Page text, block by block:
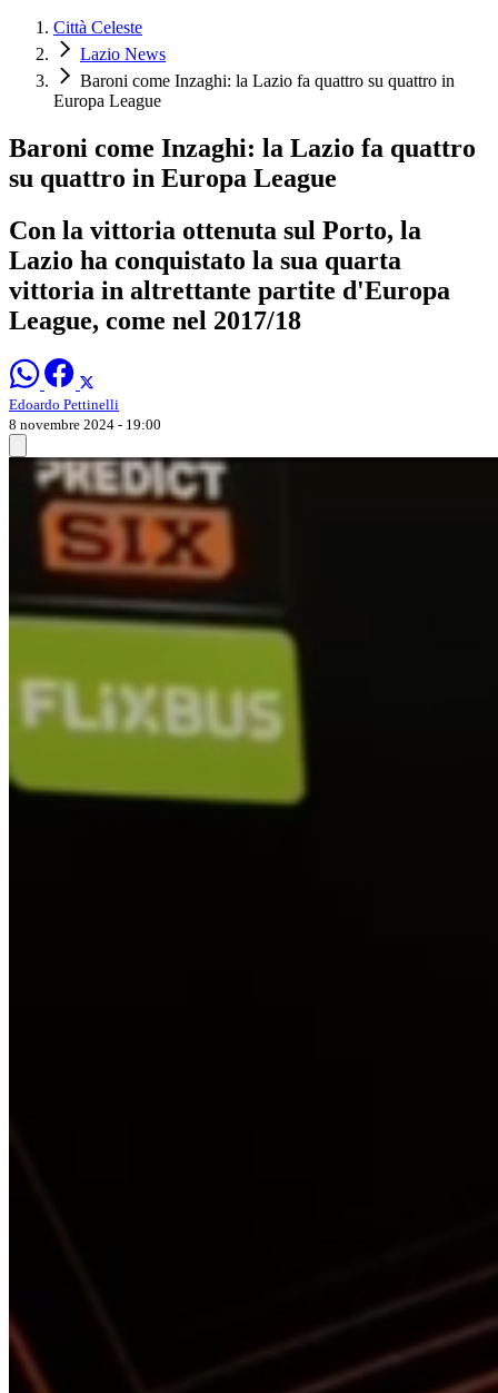
Città Celeste
Lazio News
Baroni come Inzaghi: la Lazio fa quattro su quattro in
Europa League
Baroni come Inzaghi: la Lazio fa quattro
su quattro in Europa League
Con la vittoria ottenuta sul Porto, la
Lazio ha conquistato la sua quarta
vittoria in altrettante partite d'Europa
League, come nel 2017/18
Edoardo Pettinelli
8 novembre 2024 - 19:00